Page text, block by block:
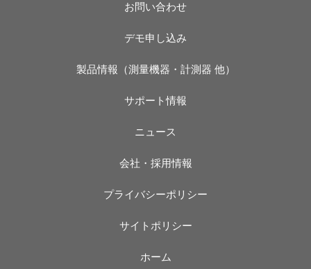
お問い合わせ
デモ申し込み
製品情報（測量機器・計測器 他）
サポート情報
ニュース
会社・採用情報
プライバシーポリシー
サイトポリシー
ホーム